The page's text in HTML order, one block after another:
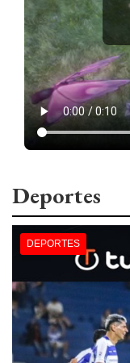
Deportes
DEPORTES